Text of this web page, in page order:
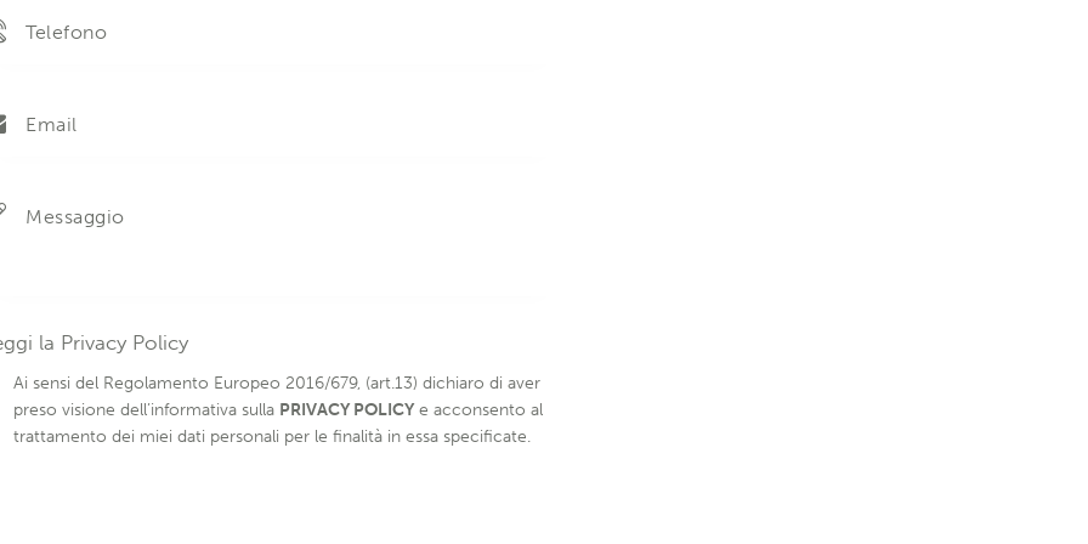
la Privacy Policy
Ai sensi del Regolamento Europeo 2016/679, (art.13) dichiaro di aver
preso visione dell’informativa sulla PRIVACY POLICYe acconsento al
trattamento dei miei dati personali per le finalità in essa specificate.